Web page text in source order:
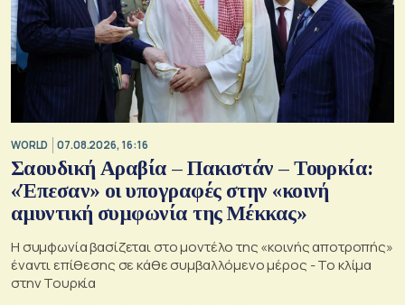
WORLD 07.08.2026, 16:16
Σαουδική Αραβία – Πακιστάν – Τουρκία:
«Έπεσαν» οι υπογραφές στην «κοινή
αμυντική συμφωνία της Μέκκας»
Η συμφωνία βασίζεται στο μοντέλο της «κοινής αποτροπής»
έναντι επίθεσης σε κάθε συμβαλλόμενο μέρος - Το κλίμα
στην Τουρκία